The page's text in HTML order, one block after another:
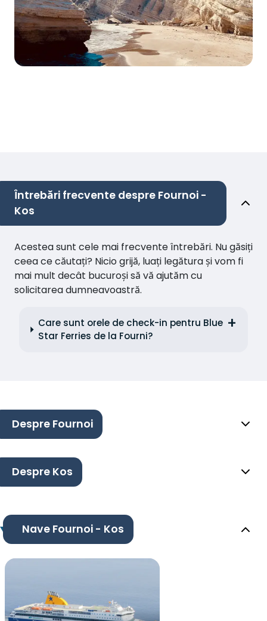
Întrebări frecvente despre Fournoi -
Kos
Acestea sunt cele mai frecvente întrebări. Nu găsiți
ceea ce căutați? Nicio grijă, luați legătura și vom fi
mai mult decât bucuroși să vă ajutăm cu
solicitarea dumneavoastră.
Care sunt orele de check-in pentru Blue
Star Ferries de la Fourni?
Despre Fournoi
Despre Kos
Nave Fournoi - Kos